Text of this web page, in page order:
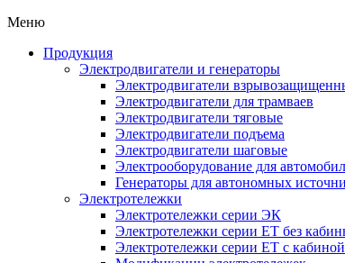
Меню
Продукция
Электродвигатели и генераторы
Электродвигатели
Электродвигатели для трамваев
Электродвигатели тяговые
Электродвигатели подъема
Электродвигатели шаговые
Электрооборудование для
Генераторы для автономных
Электротележки
Электротележки серии ЭК
Электротележки серии ЕТ без
Электротележки серии ЕТ с кабиной